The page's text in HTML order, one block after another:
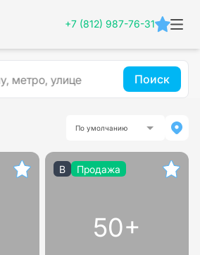
+7 (812) 987-76-31
Поиск
По умолчанию
B Продажа
50+